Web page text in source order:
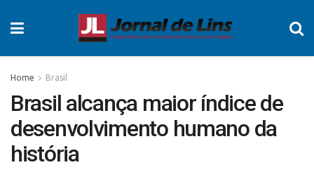
Home Brasil
Brasil alcança maior índice de
desenvolvimento humano da
história